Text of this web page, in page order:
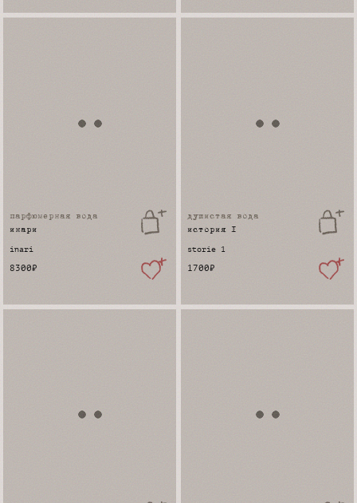
парфюмерная вода
инари
inari
8300₽
душистая вода
история 1
storie 1
1700₽